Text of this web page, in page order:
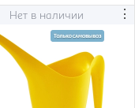
Нет в наличии ⋮